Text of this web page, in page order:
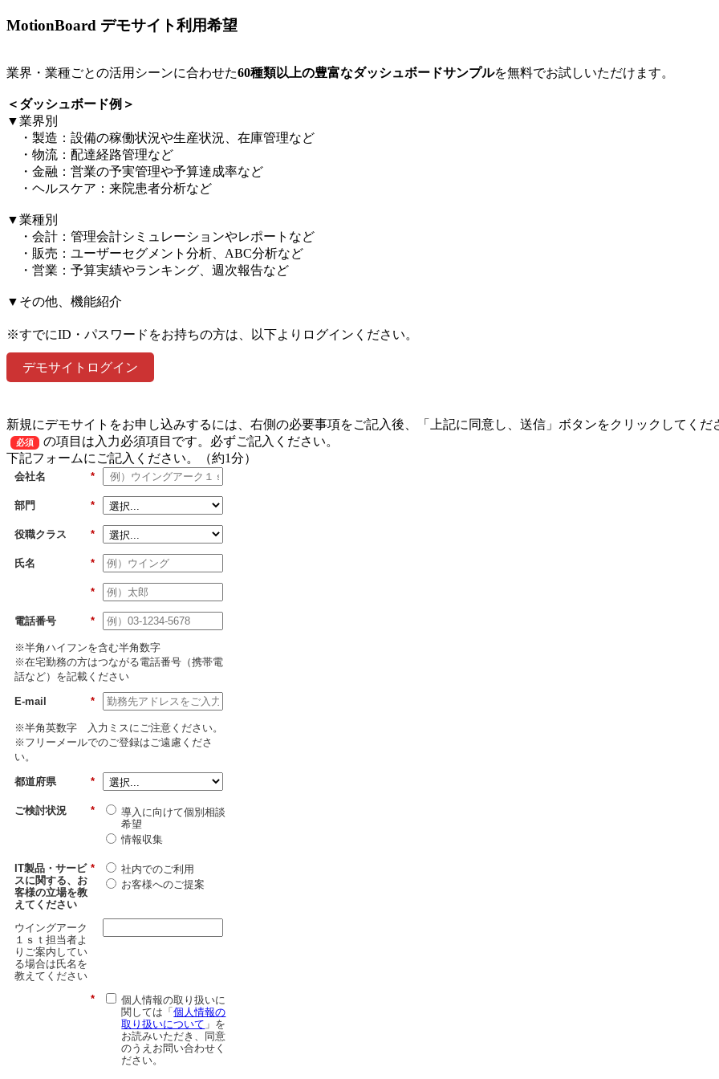
MotionBoard デモサイト利用希望
業界・業種ごとの活用シーンに合わせた60種類以上の豊富なダッシュボードサンプルを無料でお試しいただけます。​
＜ダッシュボード例＞​
▼業界別​
・製造：設備の稼働状況や生産状況、在庫管理など​
・物流：配達経路管理など​
・金融：営業の予実管理や予算達成率など​
・ヘルスケア：来院患者分析など​
▼業種別​
・会計：管理会計シミュレーションやレポートなど​
・販売：ユーザーセグメント分析、ABC分析など​
・営業：予算実績やランキング、週次報告など​
▼その他、機能紹介​
※すでにID・パスワードをお持ちの方は、以下よりログインください。
デモサイトログイン
新規にデモサイトをお申し込みするには、右側の必要事項をご記入後、「上記に同意し、送信」ボタンをクリックしてくだ
必須
の項目は入力必須項目です。必ずご記入ください。
下記フォームにご記入ください。（約1分）
*
会社名
*
部門
*
役職クラス
*
氏名
*
*
電話番号
※半角ハイフンを含む半角数字
※在宅勤務の方はつながる電話番号（携帯電
話など）を記載ください
*
E-mail
※半角英数字 入力ミスにご注意ください。
※フリーメールでのご登録はご遠慮くださ
い。
*
都道府県
*
ご検討状況
導入に向けて個別相談
希望
情報収集
*
IT製品・サービ
スに関する、お
客様の立場を教
えてください
社内でのご利用
お客様へのご提案
ウイングアーク
１ｓｔ担当者よ
りご案内してい
る場合は氏名を
教えてください
*
個人情報の取り扱いに
関しては「個人情報の
取り扱いについて 」を
お読みいただき、同意
のうえお問い合わせく
ださい。